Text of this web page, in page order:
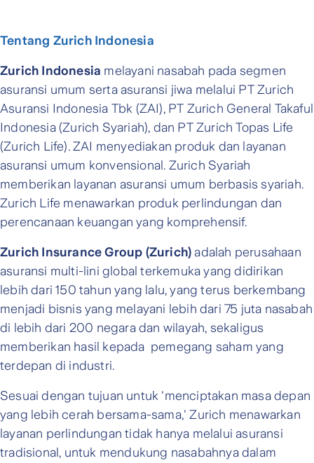
Tentang Zurich Indonesia
Zurich Indonesia melayani nasabah pada segmen
asuransi umum serta asuransi jiwa melalui PT Zurich
Asuransi Indonesia Tbk (ZAI), PT Zurich General Takaful
Indonesia (Zurich Syariah), dan PT Zurich Topas Life
(Zurich Life). ZAI menyediakan produk dan layanan
asuransi umum konvensional. Zurich Syariah
memberikan layanan asuransi umum berbasis syariah.
Zurich Life menawarkan produk perlindungan dan
perencanaan keuangan yang komprehensif.
Zurich Insurance Group (Zurich) adalah perusahaan
asuransi multi-lini global terkemuka yang didirikan
lebih dari 150 tahun yang lalu, yang terus berkembang
menjadi bisnis yang melayani lebih dari 75 juta nasabah
di lebih dari 200 negara dan wilayah, sekaligus
memberikan hasil kepada pemegang saham yang
terdepan di industri.
Sesuai dengan tujuan untuk 'menciptakan masa depan
yang lebih cerah bersama-sama,' Zurich menawarkan
layanan perlindungan tidak hanya melalui asuransi
tradisional, untuk mendukung nasabahnya dalam